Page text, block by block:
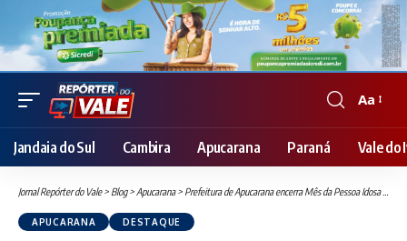
Font
Resizer
Aa
Jandaia do Sul Cambira Apucarana Paraná Vale do
Jornal Repórter do Vale> Blog>Apucarana> Prefeitura de Apucarana encerra Mês da Pessoa Idosa com o concurso Miss Longevidade 2025
APUCARANA DESTAQUE